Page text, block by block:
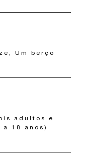
Um berço
adultos e
18 anos)